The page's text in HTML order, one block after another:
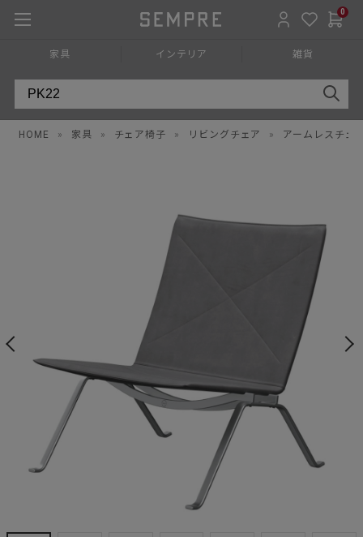
0
家具 インテリア 雑貨
HOME » 家具 » チェア椅子 » リビングチェア » アームレスチェ